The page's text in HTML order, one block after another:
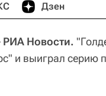
Дзен
Новости.
и выиграл серию